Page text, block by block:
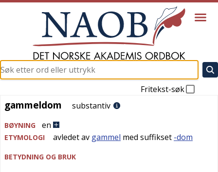
Fritekst-søk
gammeldom
gammeldom substantiv
BØYNING en
ETYMOLOGI avledet av gammel med suffikset -dom
BETYDNING OG BRUK